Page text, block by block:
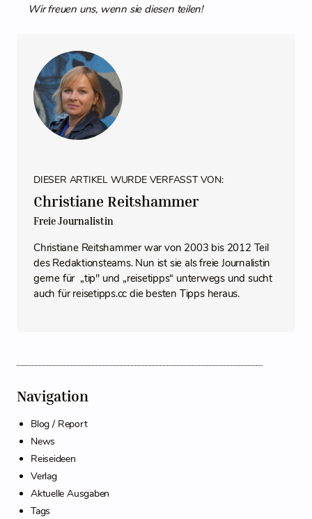
Wir freuen uns, wenn sie diesen teilen!
DIESER ARTIKEL WURDE VERFASST VON:
Christiane Reitshammer
Freie Journalistin
Christiane Reitshammer war von 2003 bis 2012 Teil
des Redaktionsteams. Nun ist sie als freie Journalistin
gerne für „tip" und „reisetipps“ unterwegs und sucht
auch für reisetipps.cc die besten Tipps heraus.
Navigation
Blog / Report
News
Reiseideen
Verlag
Aktuelle Ausgaben
Tags